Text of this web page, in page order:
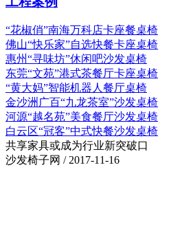
“花椒俏”南海万科店卡座餐桌椅
佛山“快乐家”自选快餐卡座桌椅
惠州“寻味坊”休闲吧沙发桌椅
东莞“文苑”港式茶餐厅卡座桌椅
“黄大妈”智能机器人餐厅桌椅
金沙洲广百“九龙茶室”沙发桌椅
河源“越名苑”美食餐厅沙发桌椅
白云区“冠客”中式快餐沙发桌椅
共享家具或成为行业新突破口
沙发椅子网 / 2017-11-16